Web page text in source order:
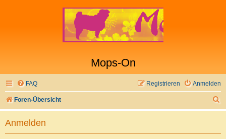
Mops-On
FAQ Anmelden
Registrieren
Foren-Übersicht
u
Anmelden